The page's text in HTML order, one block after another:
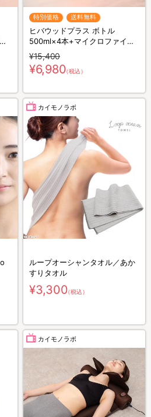
特別価格 送料無料
ヒバウッドプラス ボトル
500ml×4本+マイクロファイバ
ークロス×2枚／防虫スプレー／
防虫剤／害虫忌避剤
¥15,400
¥6,980（税込）
カイモノラボ
ループオーシャンタオル／あか
すりタオル
¥3,300（税込）
カイモノラボ